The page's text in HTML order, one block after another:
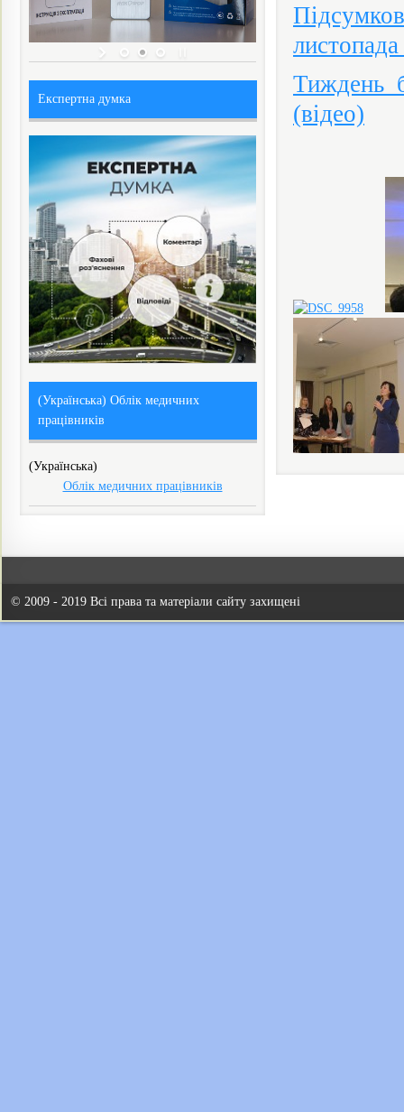
Тиждень
(відео)
Експертна думка
(Українська) Облік медичних
працівників
(Українська)
Облік медичних працівників
© 2009 - 2019 Всі права та матеріали сайту захищені